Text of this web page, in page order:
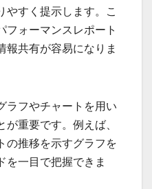
やすく提示します。こ
フォーマンスレポート
報共有が容易になりま
ラフやチャートを用い
重要です。例えば、
の推移を示すグラフを
を一目で把握できま